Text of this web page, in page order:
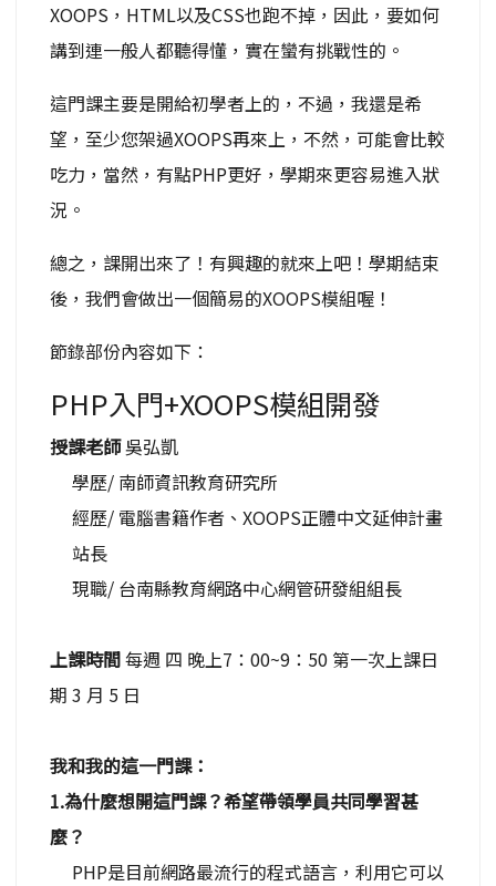
XOOPS，HTML以及CSS也跑不掉，因此，要如何
講到連一般人都聽得懂，實在蠻有挑戰性的。
這門課主要是開給初學者上的，不過，我還是希
望，至少您架過XOOPS再來上，不然，可能會比較
吃力，當然，有點PHP更好，學期來更容易進入狀
況。
總之，課開出來了！有興趣的就來上吧！學期結束
後，我們會做出一個簡易的XOOPS模組喔！
節錄部份內容如下：
PHP入門+XOOPS模組開發
授課老師吳弘凱
學歷/ 南師資訊教育研究所
經歷/ 電腦書籍作者、XOOPS正體中文延伸計畫
站長
現職/ 台南縣教育網路中心網管研發組組長
上課時間每週 四 晚上7：00~9：50 第一次上課日
期 3 月 5 日
我和我的這一門課：
1.為什麼想開這門課？希望帶領學員共同學習甚
麼？
PHP是目前網路最流行的程式語言，利用它可以